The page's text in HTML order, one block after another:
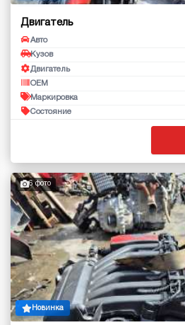
Двигатель
Авто
Кузов
Двигатель
OEM
Маркировка
Состояние
6 фото
Новинка